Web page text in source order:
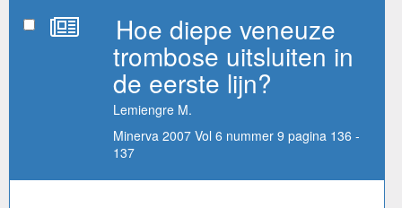
Hoe diepe veneuze
trombose uitsluiten in
de eerste lijn?
Lemiengre M.
Minerva 2007 Vol 6 nummer 9 pagina 136 -
137